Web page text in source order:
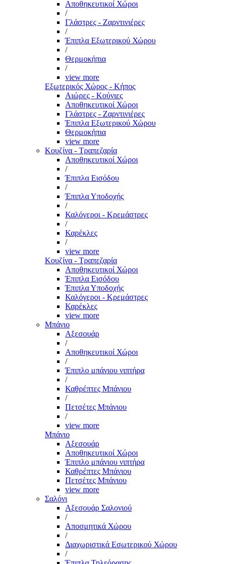
Αποθηκευτικοί Χώροι
/
Γλάστρες - Ζαρντινιέρες
/
Έπιπλα Εξωτερικού Χώρου
/
Θερμοκήπια
/
view more
Εξωτερικός Χώρος - Κήπος
Αιώρες - Κούνιες
Αποθηκευτικοί Χώροι
Γλάστρες - Ζαρντινιέρες
Έπιπλα Εξωτερικού Χώρου
Θερμοκήπια
view more
Κουζίνα - Τραπεζαρία
Αποθηκευτικοί Χώροι
/
Έπιπλα Εισόδου
/
Έπιπλα Υποδοχής
/
Καλόγεροι - Κρεμάστρες
/
Καρέκλες
/
view more
Κουζίνα - Τραπεζαρία
Αποθηκευτικοί Χώροι
Έπιπλα Εισόδου
Έπιπλα Υποδοχής
Καλόγεροι - Κρεμάστρες
Καρέκλες
view more
Μπάνιο
Αξεσουάρ
/
Αποθηκευτικοί Χώροι
/
Έπιπλο μπάνιου νιπτήρα
/
Καθρέπτες Μπάνιου
/
Πετσέτες Μπάνιου
/
view more
Μπάνιο
Αξεσουάρ
Αποθηκευτικοί Χώροι
Έπιπλο μπάνιου νιπτήρα
Καθρέπτες Μπάνιου
Πετσέτες Μπάνιου
view more
Σαλόνι
Αξεσουάρ Σαλονιού
/
Αποσμητικά Χώρου
/
Διαχωριστικά Εσωτερικού Χώρου
/